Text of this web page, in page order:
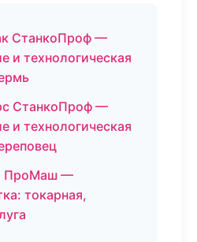
СтанкоПроф —
и технологическая
СтанкоПроф —
и технологическая
ПроМаш —
токарная,